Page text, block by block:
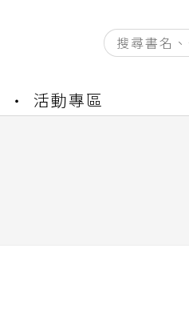
活動專區